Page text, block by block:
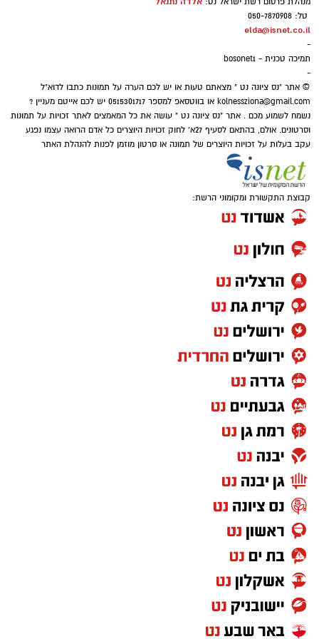
מורים את הכשרתם בתחום, ובמהלך החודשים
ספטמבר ואוקטובר מתוכננת הצטרפותם של
הנדרשת על מנת להעביר את תכני התקציב
וההשקעות בצורה נגישה ומעשית, המותאמת
לאתגרים הכלכליים של דור העתיד.
⇐וואטסאפ נס ציונה נט - קליק אחד ואתם
איפה יש בנס ציונה מצלמות חניה
הכסף שנעלם בשקט: כך דמי הניהול שוחקים
השלישי עד הבית מרשת גולדן קייר
רשת המרכזים הרפואיים גולדן קייר מרחיבה את
מעטפת השירות בנס ציונה ומשיקה חנות אונליין
ייעודית, המציעה אספקת מוצרי ספיגה, מזון
רפואי וציוד סיעודי תוך 48 שעות לתושבי העיר,
לצד אפשרות לאיסוף עצמי מהיר והנחות
ייחודיות למזמינים בקישור הישיר.
פרטי
מענה היקפי ונגיש לצרכי הגיל השלישי
חברות וארגוני רפואה מתאימים בשנים האחרונות
את שירותיהם לעולם הדיגיטלי, מתוך הבנה כי
נגישות ומהירות אספקה הן קריטיות עבור בני הגיל
השלישי ובני משפחותיהם. במסגרת זו, מתחם
"גולדן קייר המושבה" בנס ציונה מציע כעת שירות
טל: 050-7870908
elda@isnet.co.il
-
תמיכה טכנית - bosonet1
-
© אתר "נס ציונה נט " מצאתם טעות או יש לכם הערה על תמונות כתבו לדוא"ל
kolnessziona@gmail.com
או בווטסאפ למספר 0515301717 יש לכם אייטם מעניין ?
נשמח לשמוע מכם . אתר "נס ציונה נט " עושה את כל המאמצים לאתר זכויות על תמונות
וסרטונים. אולם, בהתאם לסעיף 27א' לחוק זכויות היוצרים כל אדם הרואה עצמו נפגע
עקב בעלות על זכויות היוצרים של תמונה או סרטון מוזמן לפנות להנהלת האתר
קבוצת התקשורת ומקומוני הרשת: